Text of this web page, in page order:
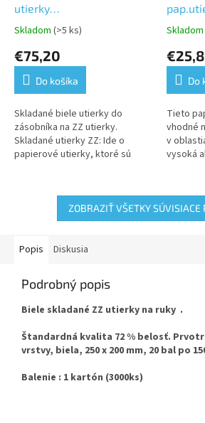
utierky
Interfold/Multifold,Premium,extra
jemné,biele,2 vrst,2100 ks
v kartóne,21 balíkov po
100 ks-H2
Priemerné
produktu
5,0
5
hviezdičiek.
Skladom (>5 ks)
€75,20
Do košíka
Skladané biele utierky do
zásobníka na ZZ utierky.
Skladané utierky ZZ: Ide o
papierové utierky, ktoré sú
produktu
5,0
5
Skladom
Do
Tieto
vhodné
v
vysoká
ZOBRAZIŤ VŠETKY SÚVISIACE
Popis Diskusia
Podrobný popis
Biele skladané ZZ utierky na ruky .
Štandardná kvalita 72 % belosť.
vrstvy, biela, 250 x 200 mm, 20 bal po
Balenie : 1 kartón (3000ks)